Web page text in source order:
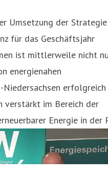
Umsetzung der Strategie
für das Geschäftsjahr
ist mittlerweile nicht
energienahen
erfolgreich
verstärkt im Bereich der
Energie in der